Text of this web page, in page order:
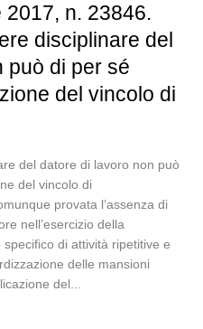
n. 23846.
disciplinare del
può di per sé
del vincolo di
del datore di lavoro non può
del vincolo di
provata l’assenza di
nell’esercizio della
di attività ripetitive e
delle mansioni
del...